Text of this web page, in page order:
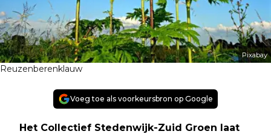
Pixabay
Reuzenberenklauw
Voeg toe als voorkeursbron op Google
Het Collectief Stedenwijk-Zuid Groen laat